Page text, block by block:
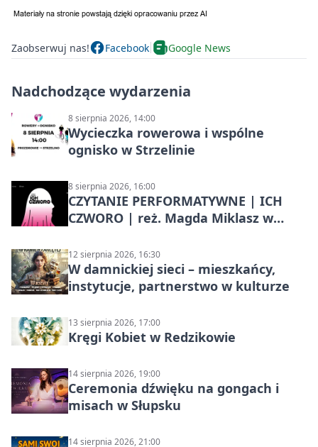
Zaobserwuj nas! Facebook Google News
Nadchodzące wydarzenia
8 sierpnia 2026, 14:00
Wycieczka rowerowa i wspólne
ognisko w Strzelinie
8 sierpnia 2026, 16:00
CZYTANIE PERFORMATYWNE | ICH
CZWORO | reż. Magda Miklasz w
12 sierpnia 2026, 16:30
W damnickiej sieci – mieszkańcy,
instytucje, partnerstwo w kulturze
13 sierpnia 2026, 17:00
Kręgi Kobiet w Redzikowie
14 sierpnia 2026, 19:00
Ceremonia dźwięku na gongach i
misach w Słupsku
14 sierpnia 2026, 21:00